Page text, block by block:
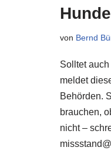
von Bernd
Solltet
meldet
Behörden.
brauchen,
nicht –